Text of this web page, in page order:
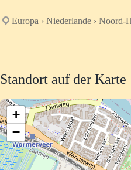
Europa › Niederlande › Noord-
Standort auf der Karte
+
−